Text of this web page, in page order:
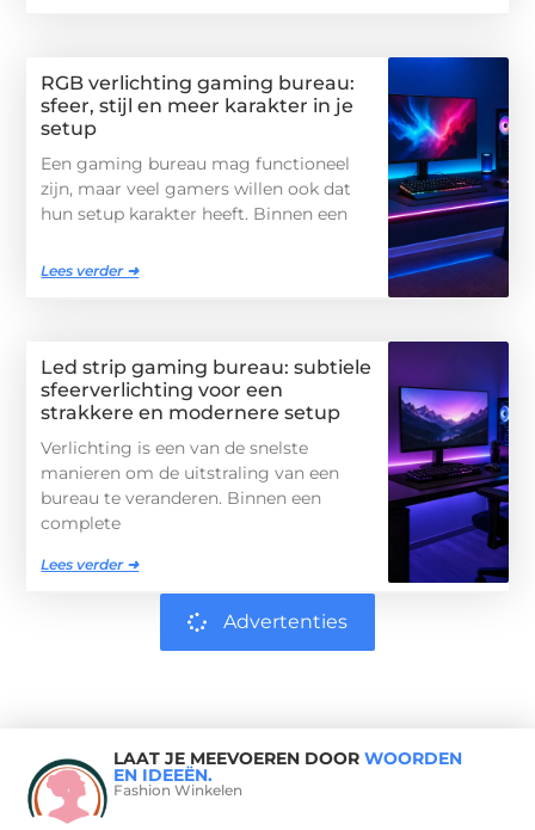
RGB verlichting gaming bureau:
sfeer, stijl en meer karakter in je
setup
Een gaming bureau mag functioneel
zijn, maar veel gamers willen ook dat
hun setup karakter heeft. Binnen een
Lees verder ➜
Led strip gaming bureau: subtiele
sfeerverlichting voor een
strakkere en modernere setup
Verlichting is een van de snelste
manieren om de uitstraling van een
bureau te veranderen. Binnen een
complete
Lees verder ➜
Advertenties
LAAT JE MEEVOEREN DOOR WOORDEN
EN IDEEËN.
Fashion Winkelen